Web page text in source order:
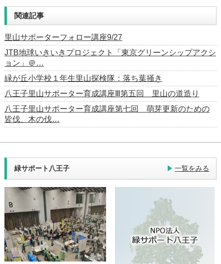
関連記事
里山サポーターフォロー講座9/27
JTB地球いきいきプロジェクト「東京グリーンシップアクシ
ョン」＠…
緑が丘小学校１年生里山探検隊：落ち葉掻き
八王子里山サポーター育成講座Ⅲ第五回 里山の道造り
八王子里山サポーター育成講座第七回 萌芽更新のための
皆伐、木の伐…
緑サポート八王子 一覧をみる